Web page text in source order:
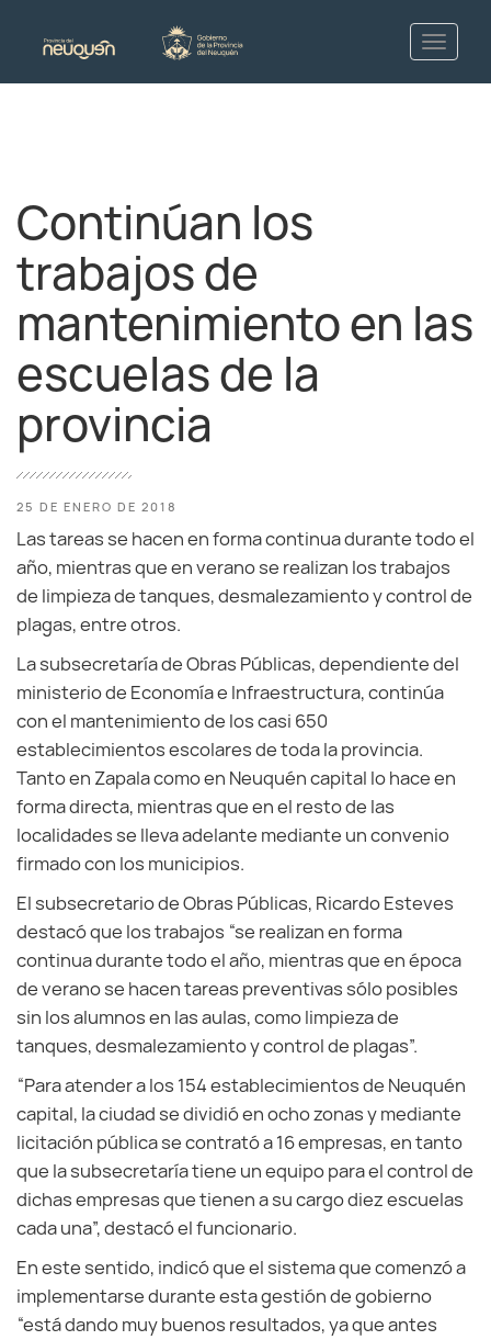
Continúan los
trabajos de
mantenimiento en las
escuelas de la
provincia
25 DE ENERO DE 2018
Las tareas se hacen en forma continua durante todo el
año, mientras que en verano se realizan los trabajos
de limpieza de tanques, desmalezamiento y control de
plagas, entre otros.
La subsecretaría de Obras Públicas, dependiente del
ministerio de Economía e Infraestructura, continúa
con el mantenimiento de los casi 650
establecimientos escolares de toda la provincia.
Tanto en Zapala como en Neuquén capital lo hace en
forma directa, mientras que en el resto de las
localidades se lleva adelante mediante un convenio
firmado con los municipios.
El subsecretario de Obras Públicas, Ricardo Esteves
destacó que los trabajos “se realizan en forma
continua durante todo el año, mientras que en época
de verano se hacen tareas preventivas sólo posibles
sin los alumnos en las aulas, como limpieza de
tanques, desmalezamiento y control de plagas”.
“Para atender a los 154 establecimientos de Neuquén
capital, la ciudad se dividió en ocho zonas y mediante
licitación pública se contrató a 16 empresas, en tanto
que la subsecretaría tiene un equipo para el control de
dichas empresas que tienen a su cargo diez escuelas
cada una”, destacó el funcionario.
En este sentido, indicó que el sistema que comenzó a
implementarse durante esta gestión de gobierno
“está dando muy buenos resultados, ya que antes